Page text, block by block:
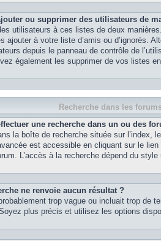
ou supprimer des utilisateurs de
utilisateurs à ces listes de deux
ajouter à votre liste d’amis ou d’ignorés.
depuis le panneau de contrôle de
également les supprimer de vos listes
Recherche dans les
une recherche dans un ou des
la boîte de recherche située sur l’index,
est accessible en cliquant sur le
L’accès à la recherche dépend du style
ne renvoie aucun résultat ?
trop vague ou incluait trop de
plus précis et utilisez les options